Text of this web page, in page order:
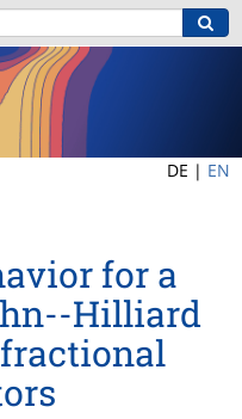
DE | EN
for a
Hilliard